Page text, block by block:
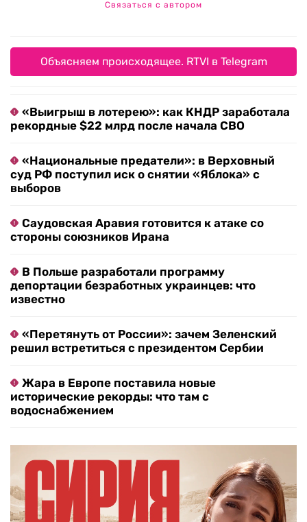
Связаться с автором
Объясняем происходящее. RTVI в Telegram
«Выигрыш в лотерею»: как КНДР заработала
рекордные $22 млрд после начала СВО
«Национальные предатели»: в Верховный
суд РФ поступил иск о снятии «Яблока» с
выборов
Саудовская Аравия готовится к атаке со
стороны союзников Ирана
В Польше разработали программу
депортации безработных украинцев: что
известно
«Перетянуть от России»: зачем Зеленский
решил встретиться с президентом Сербии
Жара в Европе поставила новые
исторические рекорды: что там с
водоснабжением